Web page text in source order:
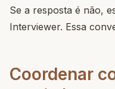
Se a resposta é não,
Interviewer. Essa
Coordenar